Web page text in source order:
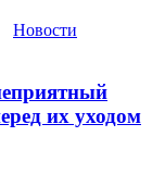
Новости
их уходом